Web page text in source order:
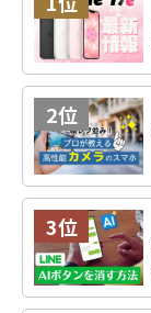
2位
3位